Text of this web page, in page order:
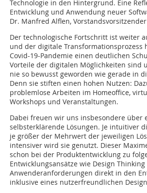
Technologie in den Hintergrund. Eine
Entwicklung und Anwendung neuer
Dr. Manfred Alflen,
Der technologische Fortschritt ist weiter
und der digitale Transformationsprozess
Covid-19-Pandemie einen deutlichen
Vorteile der digitalen Möglichkeiten sind
nie so bewusst geworden wie gerade in
Denn sie stiften einen hohen Nutzen:
problemlose Arbeiten im Homeoffice,
Workshops und Veranstaltungen.
Dabei freuen wir uns insbesondere über
selbsterklärende Lösungen. Je intuitiver
je größer der Mehrwert der jeweiligen
intensiver wird sie genutzt. Dieser
schon bei der Produktentwicklung zu
Entwicklungsansätze wie Design
Anwenderanforderungen direkt in den
inklusive eines nutzerfreundlichen